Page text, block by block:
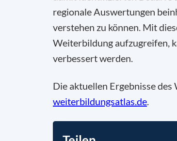
regionale Auswertungen
verstehen zu können. Mit
Weiterbildung aufzugreifen,
verbessert werden.
Die aktuellen Ergebnisse
weiterbildungsatlas.de.